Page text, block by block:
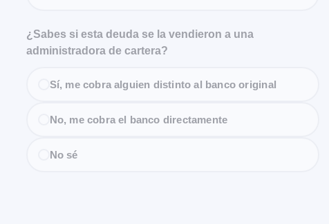
¿Sabes si esta deuda se la vendieron a una
administradora de cartera?
Sí, me cobra alguien distinto al banco original
No, me cobra el banco directamente
No sé